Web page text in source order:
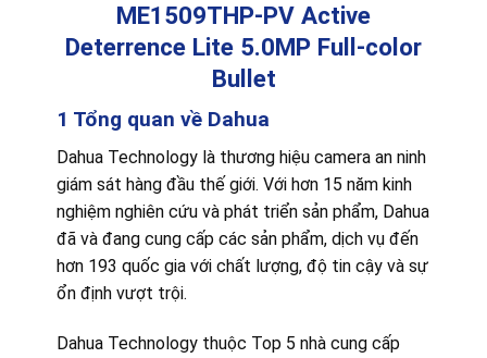
ME1509THP-PV Active
Deterrence Lite 5.0MP Full-color
Bullet
1 Tổng quan về Dahua
Dahua Technology là thương hiệu camera an ninh
giám sát hàng đầu thế giới. Với hơn 15 năm kinh
nghiệm nghiên cứu và phát triển sản phẩm, Dahua
đã và đang cung cấp các sản phẩm, dịch vụ đến
hơn 193 quốc gia với chất lượng, độ tin cậy và sự
ổn định vượt trội.
Dahua Technology thuộc Top 5 nhà cung cấp